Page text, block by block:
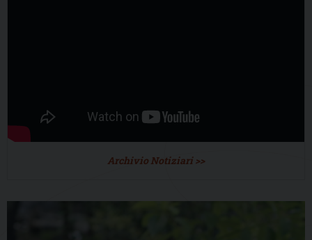
Archivio Notiziari >>